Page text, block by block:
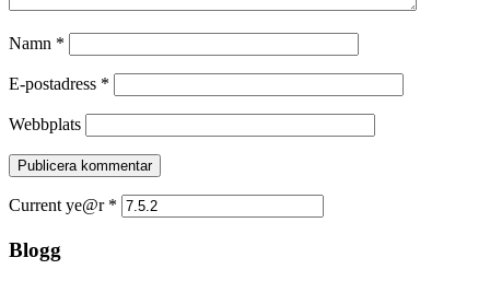
Namn *
E-postadress *
Webbplats
Current ye@r *
Blogg